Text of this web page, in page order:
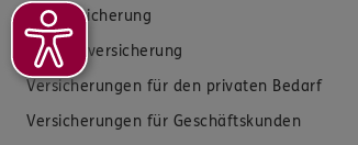
Kfz-Versicherung
Krankenversicherung
Versicherungen für den privaten Bedarf
Versicherungen für Geschäftskunden